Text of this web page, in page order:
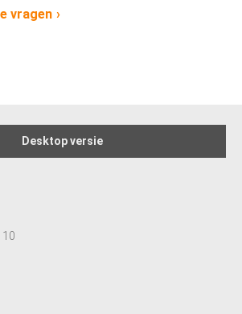
vragen
Desktop versie
10